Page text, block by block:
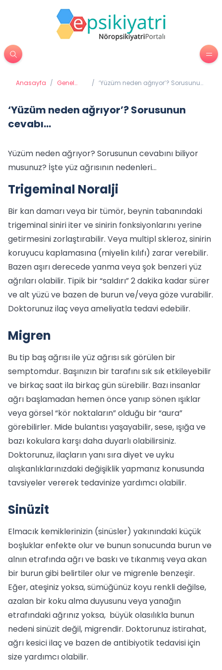
Anasayfa / Genel
/ ‘Yüzüm neden ağrıyor’? Sorusunun
‘Yüzüm neden ağrıyor’? Sorusunun
cevabı…
Yüzüm neden ağrıyor? Sorusunun cevabını biliyor
musunuz? İşte yüz ağrısının nedenleri…
Trigeminal Noralji
Bir kan damarı veya bir tümör, beynin tabanındaki
trigeminal siniri iter ve sinirin fonksiyonlarını yerine
getirmesini zorlaştırabilir. Veya multipl skleroz, sinirin
koruyucu kaplamasına (miyelin kılıfı) zarar verebilir.
Bazen aşırı derecede yanma veya şok benzeri yüz
ağrıları olabilir. Tipik bir “saldırı” 2 dakika kadar sürer
ve alt yüzü ve bazen de burun ve/veya göze vurabilir.
Doktorunuz ilaç veya ameliyatla tedavi edebilir.
Migren
Bu tip baş ağrısı ile yüz ağrısı sık görülen bir
semptomdur. Başınızın bir tarafını sık sık etkileyebilir
ve birkaç saat ila birkaç gün sürebilir. Bazı insanlar
ağrı başlamadan hemen önce yanıp sönen ışıklar
veya görsel “kör noktaların” olduğu bir “aura”
görebilirler. Mide bulantısı yaşayabilir, sese, ışığa ve
bazı kokulara karşı daha duyarlı olabilirsiniz.
Doktorunuz, ilaçların yanı sıra diyet ve uyku
alışkanlıklarınızdaki değişiklik yapmanız konusunda
tavsiyeler vererek tedavinize yardımcı olabilir.
Sinüzit
Elmacık kemiklerinizin (sinüsler) yakınındaki küçük
boşluklar enfekte olur ve bunun sonucunda burun ve
alnın etrafında ağrı ve baskı ve tıkanmış veya akan
bir burun gibi belirtiler olur ve migrenle benzeşir.
Eğer, ateşiniz yoksa, sümüğünüz koyu renkli değilse,
azalan bir koku alma duyusunu veya yanağın
etrafındaki ağrınız yoksa, büyük olasılıkla bunun
nedeni sinüzit değil, migrendir. Doktorunuz istirahat,
ağrı kesici ilaç ve bazen de antibiyotik tedavisi için
size yardımcı olabilir.